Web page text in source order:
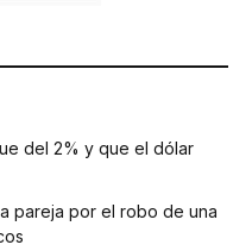
del 2% y que el dólar
pareja por el robo de una